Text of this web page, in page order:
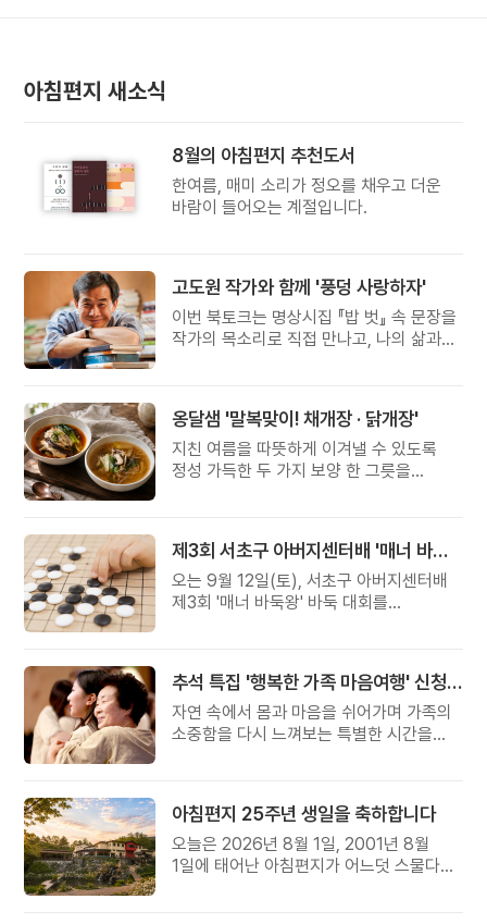
아침편지 새소식
8월의 아침편지 추천도서
한여름, 매미 소리가 정오를 채우고 더운
바람이 들어오는 계절입니다.
고도원 작가와 함께 '풍덩 사랑하자'
이번 북토크는 명상시집 『밥 벗』 속 문장을
작가의 목소리로 직접 만나고, 나의 삶과
옹달샘 '말복맞이! 채개장 · 닭개장'
지친 여름을 따뜻하게 이겨낼 수 있도록
정성 가득한 두 가지 보양 한 그릇을
제3회 서초구 아버지센터배 '매너 바둑왕' 대회
오는 9월 12일(토), 서초구 아버지센터배
제3회 '매너 바둑왕' 바둑 대회를
추석 특집 '행복한 가족 마음여행' 신청 안내
자연 속에서 몸과 마음을 쉬어가며 가족의
소중함을 다시 느껴보는 특별한 시간을
아침편지 25주년 생일을 축하합니다
오늘은 2026년 8월 1일, 2001년 8월
1일에 태어난 아침편지가 어느덧 스물다섯